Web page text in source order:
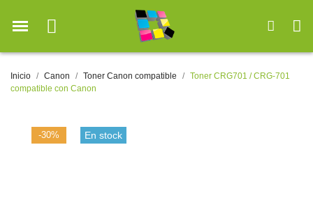
Inicio Canon Toner Canon compatible
Toner CRG701 / CRG-701
compatible con Canon
-30% En stock